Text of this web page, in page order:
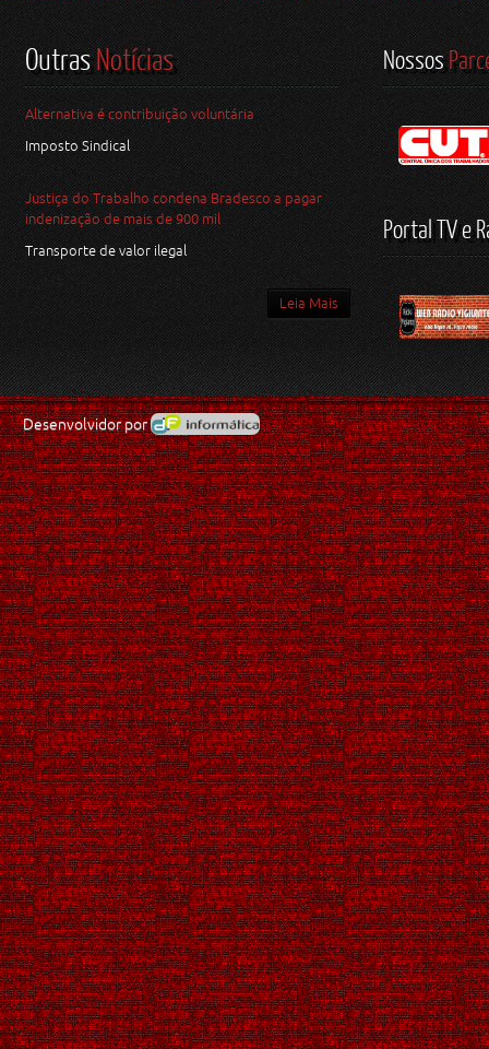
OutrasNotícias
Alternativa é contribuição voluntária
Imposto Sindical
Justiça do Trabalho condena Bradesco a pagar
indenização de mais de 900 mil
Transporte de valor ilegal
Leia Mais
Nossos
Portal TV e
Desenvolvidor por